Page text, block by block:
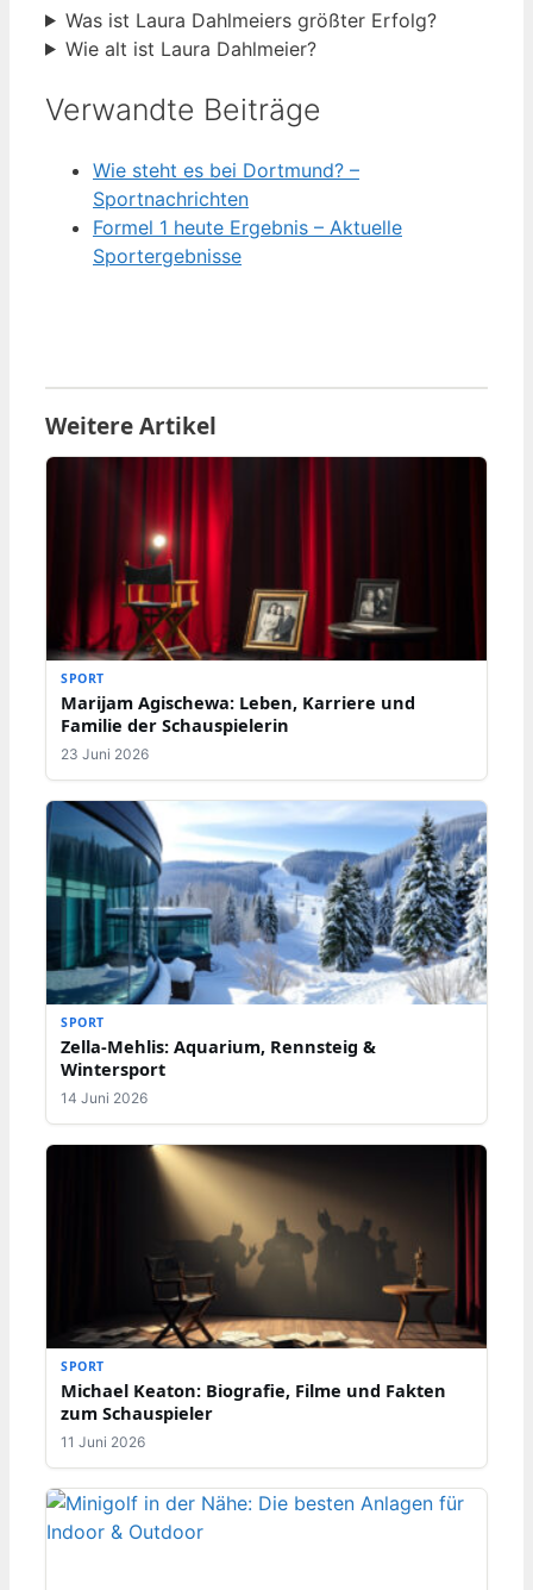
Was ist Laura Dahlmeiers größter Erfolg?
Wie alt ist Laura Dahlmeier?
Verwandte Beiträge
Wie steht es bei Dortmund? –
Sportnachrichten
Formel 1 heute Ergebnis – Aktuelle
Sportergebnisse
Weitere Artikel
SPORT
Marijam Agischewa: Leben, Karriere und
Familie der Schauspielerin
23 Juni 2026
SPORT
Zella-Mehlis: Aquarium, Rennsteig &
Wintersport
14 Juni 2026
SPORT
Michael Keaton: Biografie, Filme und Fakten
zum Schauspieler
11 Juni 2026